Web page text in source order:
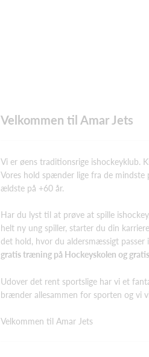
Velkommen til Amar Jets
Vi er øens traditionsrige ishockeyklub.
Vores hold spænder lige fra de
ældste på +60 år.
Har du lyst til at prøve at spille
helt ny ung spiller, starter du din
det hold, hvor du aldersmæssigt
gratis træning på Hockeyskolen og
Udover det rent sportslige har vi et
brænder allesammen for sporten og vi
Velkommen til Amar Jets